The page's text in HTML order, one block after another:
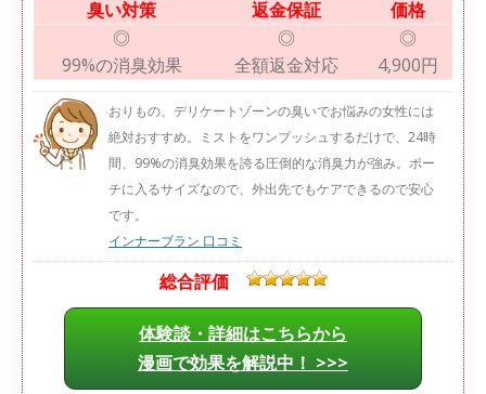
臭い対策 返金保証
価格
◎
99%の消臭効果
◎
全額返金対応
◎
4,900円
おりもの、デリケートゾーンの臭いでお悩みの女性には
絶対おすすめ。ミストをワンプッシュするだけで、24時
間、99%の消臭効果を誇る圧倒的な消臭力が強み。ポー
チに入るサイズなので、外出先でもケアできるので安心
です。
インナーブラン 口コミ
総合評価
体験談・詳細はこちらから
漫画で効果を解説中！ >>>